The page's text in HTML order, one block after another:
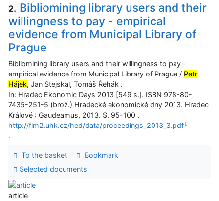
2. Bibliomining library users and their
willingness to pay - empirical
evidence from Municipal Library of
Prague
Bibliomining library users and their willingness to pay -
empirical evidence from Municipal Library of Prague / Petr
Hájek, Jan Stejskal, Tomáš Řehák .
In: Hradec Ekonomic Days 2013 [549 s.]. ISBN 978-80-
7435-251-5 (brož.) Hradecké ekonomické dny 2013. Hradec
Králové : Gaudeamus, 2013. S. 95-100 .
http://fim2.uhk.cz/hed/data/proceedings_2013_3.pdf
.
To the basket
Bookmark
Selected documents
article